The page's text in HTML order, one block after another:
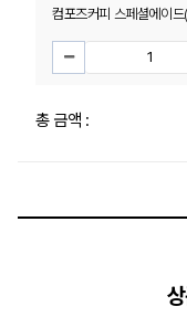
컴포즈커피 스페셜에이
총 금액 :